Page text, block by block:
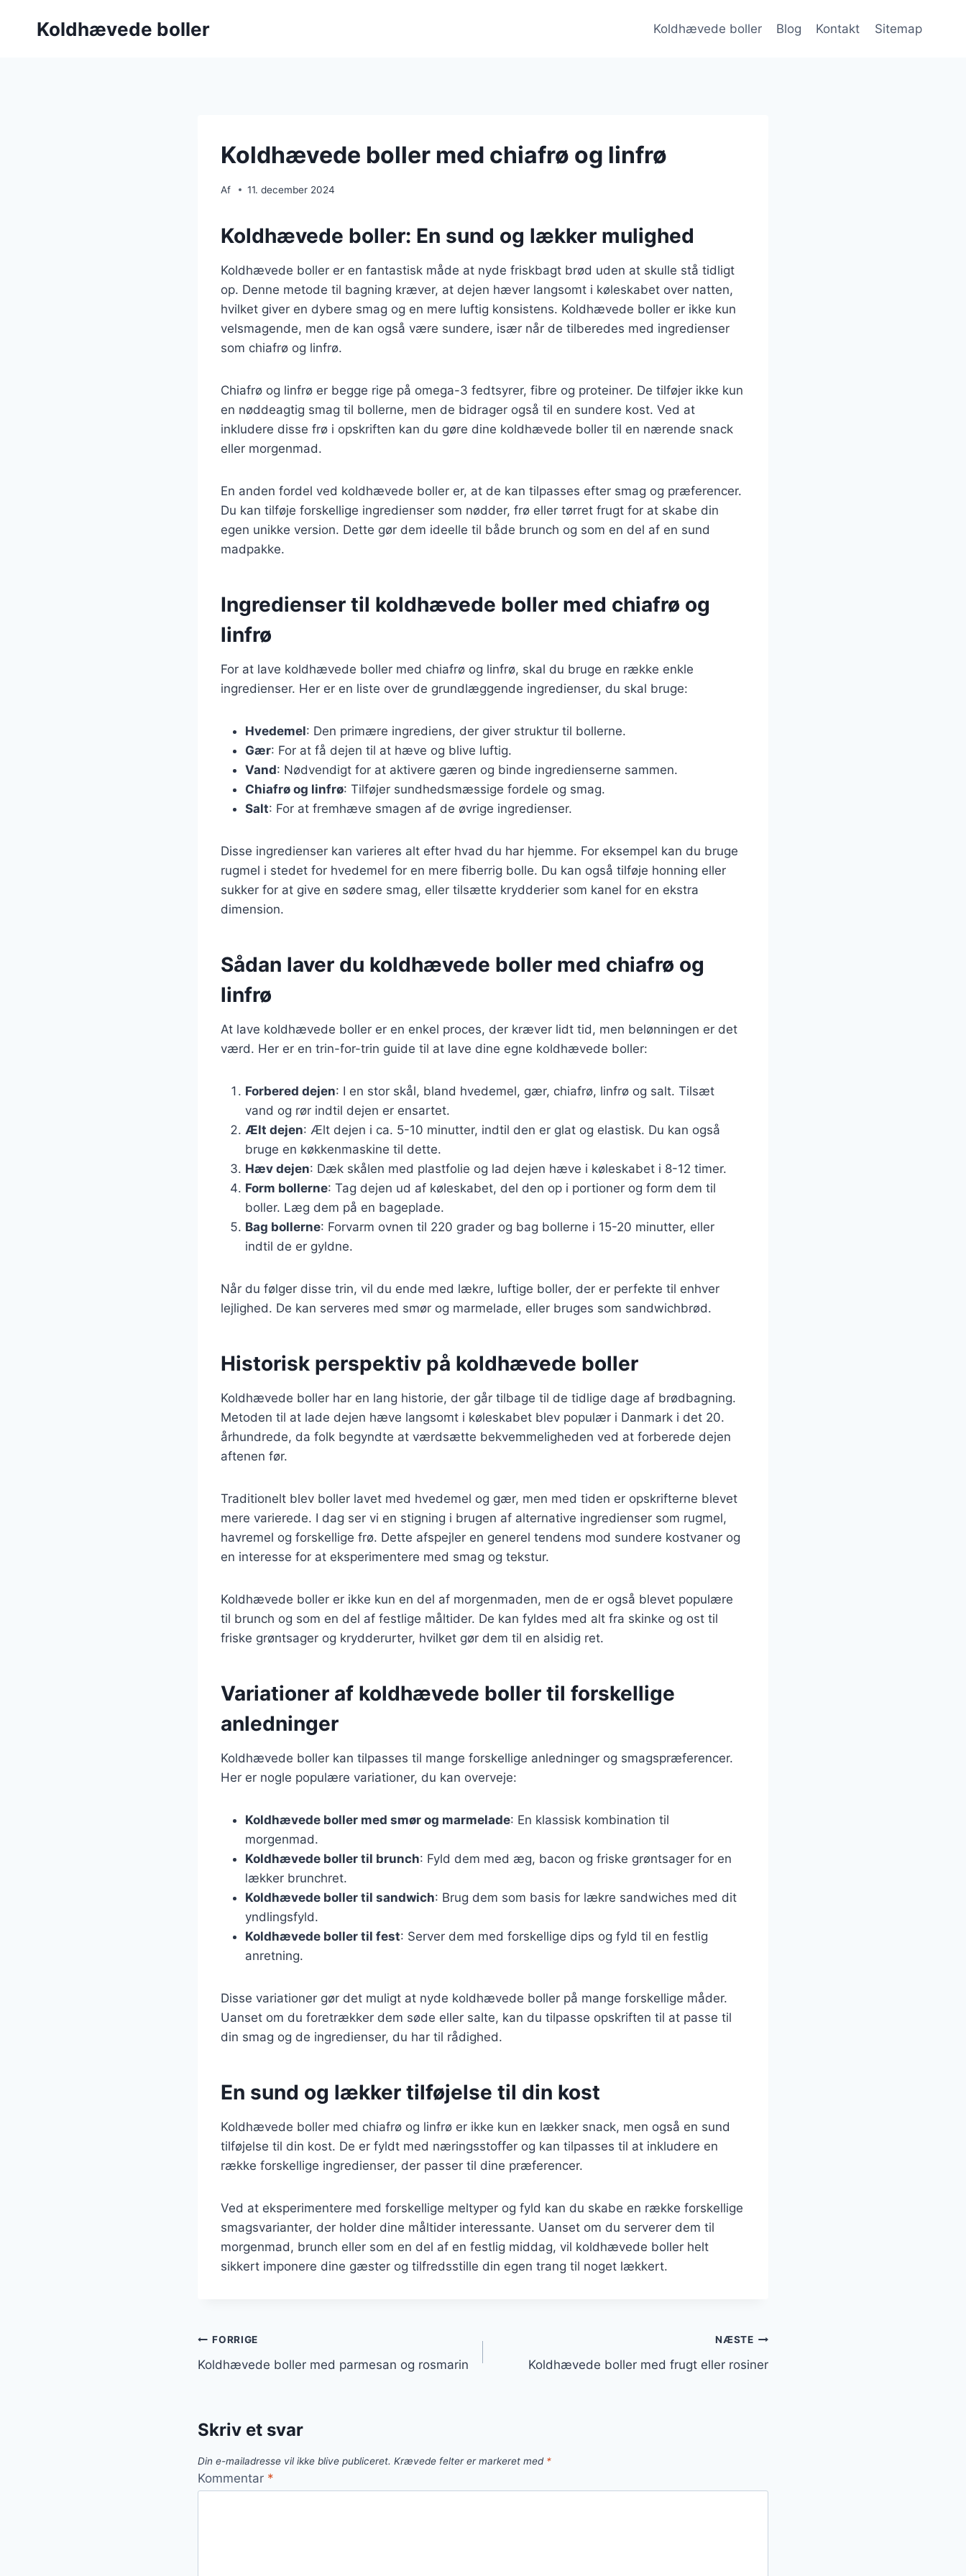
Koldhævede boller Koldhævede boller Blog Kontakt Sitemap
Koldhævede boller med chiafrø og linfrø
Af 11. december 2024
Koldhævede boller: En sund og lækker mulighed
Koldhævede boller er en fantastisk måde at nyde friskbagt brød uden at skulle stå tidligt
op. Denne metode til bagning kræver, at dejen hæver langsomt i køleskabet over natten,
hvilket giver en dybere smag og en mere luftig konsistens. Koldhævede boller er ikke kun
velsmagende, men de kan også være sundere, især når de tilberedes med ingredienser
som chiafrø og linfrø.
Chiafrø og linfrø er begge rige på omega-3 fedtsyrer, fibre og proteiner. De tilføjer ikke kun
en nøddeagtig smag til bollerne, men de bidrager også til en sundere kost. Ved at
inkludere disse frø i opskriften kan du gøre dine koldhævede boller til en nærende snack
eller morgenmad.
En anden fordel ved koldhævede boller er, at de kan tilpasses efter smag og præferencer.
Du kan tilføje forskellige ingredienser som nødder, frø eller tørret frugt for at skabe din
egen unikke version. Dette gør dem ideelle til både brunch og som en del af en sund
madpakke.
Ingredienser til koldhævede boller med chiafrø og
linfrø
For at lave koldhævede boller med chiafrø og linfrø, skal du bruge en række enkle
ingredienser. Her er en liste over de grundlæggende ingredienser, du skal bruge:
Hvedemel: Den primære ingrediens, der giver struktur til bollerne.
Gær: For at få dejen til at hæve og blive luftig.
Vand: Nødvendigt for at aktivere gæren og binde ingredienserne sammen.
Chiafrø og linfrø: Tilføjer sundhedsmæssige fordele og smag.
Salt: For at fremhæve smagen af de øvrige ingredienser.
Disse ingredienser kan varieres alt efter hvad du har hjemme. For eksempel kan du bruge
rugmel i stedet for hvedemel for en mere fiberrig bolle. Du kan også tilføje honning eller
sukker for at give en sødere smag, eller tilsætte krydderier som kanel for en ekstra
dimension.
Sådan laver du koldhævede boller med chiafrø og
linfrø
At lave koldhævede boller er en enkel proces, der kræver lidt tid, men belønningen er det
værd. Her er en trin-for-trin guide til at lave dine egne koldhævede boller:
Forbered dejen: I en stor skål, bland hvedemel, gær, chiafrø, linfrø og salt. Tilsæt
vand og rør indtil dejen er ensartet.
Ælt dejen: Ælt dejen i ca. 5-10 minutter, indtil den er glat og elastisk. Du kan også
bruge en køkkenmaskine til dette.
Hæv dejen: Dæk skålen med plastfolie og lad dejen hæve i køleskabet i 8-12 timer.
Form bollerne: Tag dejen ud af køleskabet, del den op i portioner og form dem til
boller. Læg dem på en bageplade.
Bag bollerne: Forvarm ovnen til 220 grader og bag bollerne i 15-20 minutter, eller
indtil de er gyldne.
Når du følger disse trin, vil du ende med lækre, luftige boller, der er perfekte til enhver
lejlighed. De kan serveres med smør og marmelade, eller bruges som sandwichbrød.
Historisk perspektiv på koldhævede boller
Koldhævede boller har en lang historie, der går tilbage til de tidlige dage af brødbagning.
Metoden til at lade dejen hæve langsomt i køleskabet blev populær i Danmark i det 20.
århundrede, da folk begyndte at værdsætte bekvemmeligheden ved at forberede dejen
aftenen før.
Traditionelt blev boller lavet med hvedemel og gær, men med tiden er opskrifterne blevet
mere varierede. I dag ser vi en stigning i brugen af alternative ingredienser som rugmel,
havremel og forskellige frø. Dette afspejler en generel tendens mod sundere kostvaner og
en interesse for at eksperimentere med smag og tekstur.
Koldhævede boller er ikke kun en del af morgenmaden, men de er også blevet populære
til brunch og som en del af festlige måltider. De kan fyldes med alt fra skinke og ost til
friske grøntsager og krydderurter, hvilket gør dem til en alsidig ret.
Variationer af koldhævede boller til forskellige
anledninger
Koldhævede boller kan tilpasses til mange forskellige anledninger og smagspræferencer.
Her er nogle populære variationer, du kan overveje:
Koldhævede boller med smør og marmelade: En klassisk kombination til
morgenmad.
Koldhævede boller til brunch: Fyld dem med æg, bacon og friske grøntsager for en
lækker brunchret.
Koldhævede boller til sandwich: Brug dem som basis for lækre sandwiches med dit
yndlingsfyld.
Koldhævede boller til fest: Server dem med forskellige dips og fyld til en festlig
anretning.
Disse variationer gør det muligt at nyde koldhævede boller på mange forskellige måder.
Uanset om du foretrækker dem søde eller salte, kan du tilpasse opskriften til at passe til
din smag og de ingredienser, du har til rådighed.
En sund og lækker tilføjelse til din kost
Koldhævede boller med chiafrø og linfrø er ikke kun en lækker snack, men også en sund
tilføjelse til din kost. De er fyldt med næringsstoffer og kan tilpasses til at inkludere en
række forskellige ingredienser, der passer til dine præferencer.
Ved at eksperimentere med forskellige meltyper og fyld kan du skabe en række forskellige
smagsvarianter, der holder dine måltider interessante. Uanset om du serverer dem til
morgenmad, brunch eller som en del af en festlig middag, vil koldhævede boller helt
sikkert imponere dine gæster og tilfredsstille din egen trang til noget lækkert.
Indlægsnavigation
FORRIGE
Koldhævede boller med parmesan og rosmarin
NÆSTE
Koldhævede boller med frugt eller rosiner
Skriv et svar
Din e-mailadresse vil ikke blive publiceret. Krævede felter er markeret med *
Kommentar *